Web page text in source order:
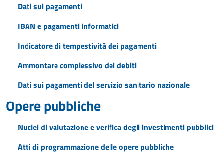
Dati sui pagamenti
IBAN e pagamenti informatici
Indicatore di tempestività dei pagamenti
Ammontare complessivo dei debiti
Dati sui pagamenti del servizio sanitario nazionale
Opere pubbliche
Nuclei di valutazione e verifica degli investimenti pubblici
Atti di programmazione delle opere pubbliche